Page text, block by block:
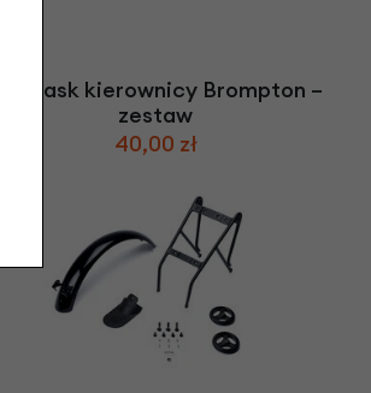
Zatrzask kierownicy Brompton –
zestaw
40,00 zł